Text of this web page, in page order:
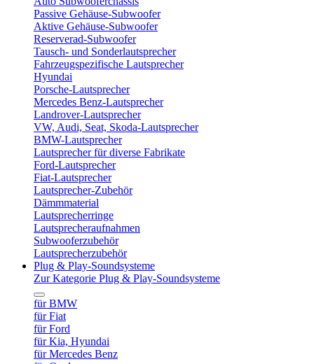
Passive Gehäuse-Subwoofer
Aktive Gehäuse-Subwoofer
Reserverad-Subwoofer
Tausch- und Sonderlautsprecher
Fahrzeugspezifische Lautsprecher
Hyundai
Porsche-Lautsprecher
Mercedes Benz-Lautsprecher
Landrover-Lautsprecher
VW, Audi, Seat, Skoda-Lautsprecher
BMW-Lautsprecher
Lautsprecher für diverse Fabrikate
Ford-Lautsprecher
Fiat-Lautsprecher
Lautsprecher-Zubehör
Dämmmaterial
Lautsprecherringe
Lautsprecheraufnahmen
Subwooferzubehör
Lautsprecherzubehör
Plug & Play-Soundsysteme
Zur Kategorie Plug & Play-Soundsysteme
für BMW
für Fiat
für Ford
für Kia, Hyundai
für Mercedes Benz